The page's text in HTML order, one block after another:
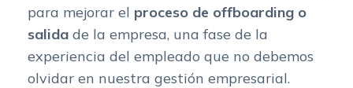
para mejorar el proceso de offboarding o
salida de la empresa, una fase de la
experiencia del empleado que no debemos
olvidar en nuestra gestión empresarial.